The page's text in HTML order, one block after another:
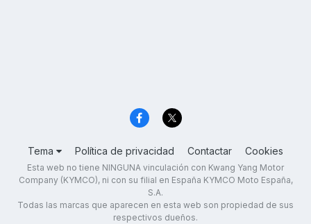
Tema Política de privacidad Contactar Cookies
Esta web no tiene NINGUNA vinculación con Kwang Yang Motor
Company (KYMCO), ni con su filial en España KYMCO Moto España,
S.A.
Todas las marcas que aparecen en esta web son propiedad de sus
respectivos dueños.